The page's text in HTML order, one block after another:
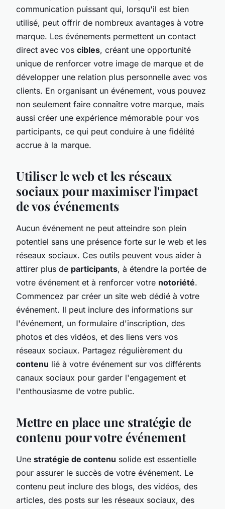
communication puissant qui, lorsqu'il est bien
utilisé, peut offrir de nombreux avantages à votre
marque. Les événements permettent un contact
direct avec vos cibles, créant une opportunité
unique de renforcer votre image de marque et de
développer une relation plus personnelle avec vos
clients. En organisant un événement, vous pouvez
non seulement faire connaître votre marque, mais
aussi créer une expérience mémorable pour vos
participants, ce qui peut conduire à une fidélité
accrue à la marque.
Utiliser le web et les réseaux
sociaux pour maximiser l'impact
de vos événements
Aucun événement ne peut atteindre son plein
potentiel sans une présence forte sur le web et les
réseaux sociaux. Ces outils peuvent vous aider à
attirer plus de participants, à étendre la portée de
votre événement et à renforcer votre notoriété.
Commencez par créer un site web dédié à votre
événement. Il peut inclure des informations sur
l'événement, un formulaire d'inscription, des
photos et des vidéos, et des liens vers vos
réseaux sociaux. Partagez régulièrement du
contenu lié à votre événement sur vos différents
canaux sociaux pour garder l'engagement et
l'enthousiasme de votre public.
Mettre en place une stratégie de
contenu pour votre événement
Une stratégie de contenu solide est essentielle
pour assurer le succès de votre événement. Le
contenu peut inclure des blogs, des vidéos, des
articles, des posts sur les réseaux sociaux, des